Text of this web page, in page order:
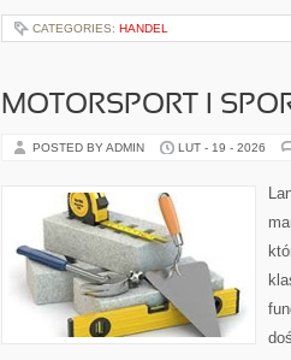
CATEGORIES: HANDEL
MOTORSPORT I
POSTED BY ADMIN LUT - 19 - 2026